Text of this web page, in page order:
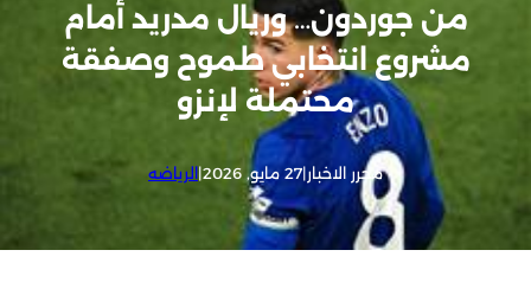
من جوردون… وريال مدريد أمام
مشروع انتخابي طموح وصفقة
محتملة لإنزو
محرر الاخبار|27 مايو, 2026 |الرياضه